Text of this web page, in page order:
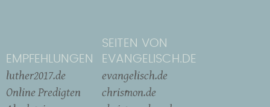
EMPFEHLUNGEN
luther2017.de
Online Predigten
SEITEN VON
EVANGELISCH.DE
evangelisch.de
chrismon.de